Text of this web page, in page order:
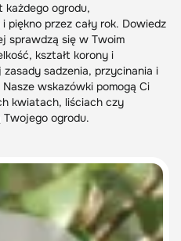
każdego ogrodu,
przez cały rok. Dowiedz
sprawdzą się w Twoim
kształt korony i
sadzenia, przycinania i
wskazówki pomogą Ci
kwiatach, liściach czy
ogrodu.